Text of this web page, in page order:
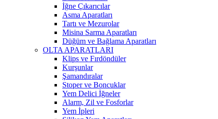
İğne Çıkarıcılar
Asma Aparatları
Tartı ve Mezurolar
Misina Sarma Aparatları
Düğüm ve Bağlama Aparatları
OLTA APARATLARI
Klips ve Fırdöndüler
Kurşunlar
Şamandıralar
Stoper ve Boncuklar
Yem Delici İğneler
Alarm, Zil ve Fosforlar
Yem İpleri